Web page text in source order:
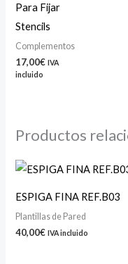
Para Fijar
Stencils
Complementos
17,00€ IVA
incluido
Productos
ESPIGA FINA REF.B03
Plantillas de Pared
40,00€ IVA incluido